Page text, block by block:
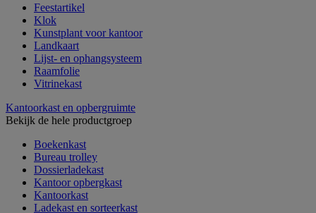
Feestartikel
Klok
Kunstplant voor kantoor
Landkaart
Lijst- en ophangsysteem
Raamfolie
Vitrinekast
Kantoorkast en opbergruimte
Bekijk de hele productgroep
Boekenkast
Bureau trolley
Dossierladekast
Kantoor opbergkast
Kantoorkast
Ladekast en sorteerkast